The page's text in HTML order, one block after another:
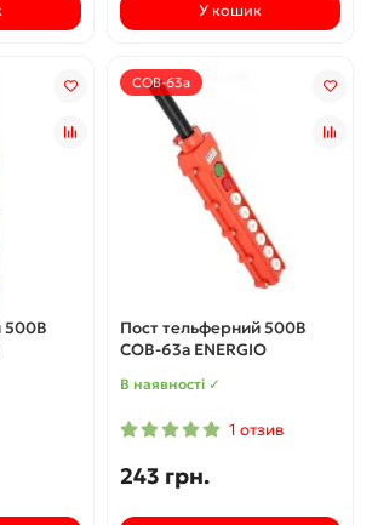
У кошик
500В
COB-63a
Пост тельферний 500В
COB-63a ENERGIO
В наявності ✓
1 отзив
243 грн.